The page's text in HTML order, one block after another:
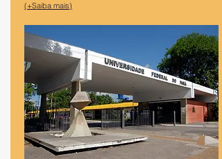
(+Saiba mais)